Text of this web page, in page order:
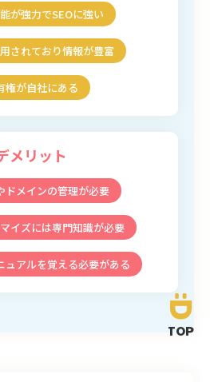
が強力でSEOに強い
されており情報が豊富
権が自社にある
メリット
ドメインの管理が必要
イズには専門知識が必要
ュアルを覚える必要がある
TOP